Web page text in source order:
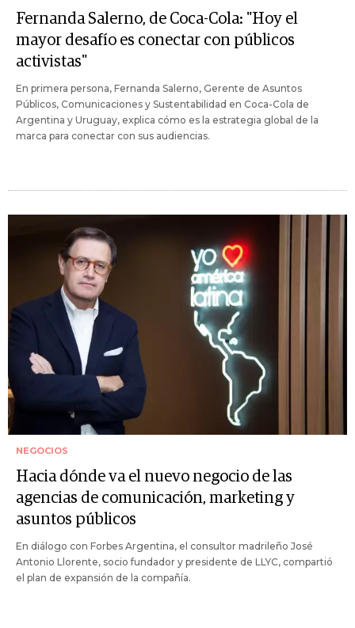
Fernanda Salerno, de Coca-Cola: "Hoy el
mayor desafío es conectar con públicos
activistas"
En primera persona, Fernanda Salerno, Gerente de Asuntos
Públicos, Comunicaciones y Sustentabilidad en Coca-Cola de
Argentina y Uruguay, explica cómo es la estrategia global de la
marca para conectar con sus audiencias.
NEGOCIOS
Hacia dónde va el nuevo negocio de las
agencias de comunicación, marketing y
asuntos públicos
En diálogo con Forbes Argentina, el consultor madrileño José
Antonio Llorente, socio fundador y presidente de LLYC, compartió
el plan de expansión de la compañía.